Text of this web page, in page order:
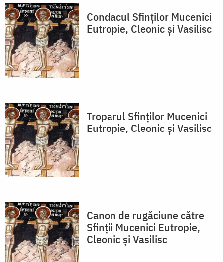
Condacul Sfinţilor Mucenici
Eutropie, Cleonic şi Vasilisc
Troparul Sfinţilor Mucenici
Eutropie, Cleonic şi Vasilisc
Canon de rugăciune către
Sfinţii Mucenici Eutropie,
Cleonic şi Vasilisc